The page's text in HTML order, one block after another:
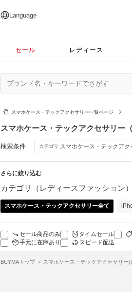
日本語
English
简体中文
繁體中文
Language
セール レディース
スマホケース・テックアクセサリー一覧ページ
スマホケース・テックアクセサリー
検索条件 カテゴリ スマホケース・テックアク
さらに絞り込む
カテゴリ（レディースファッション）
スマホケース・テックアクセサリー全て
セール商品のみ タイムセール
手元に在庫あり
スピード配送
BUYMAトップ スマホケース・テックアクセサリー(